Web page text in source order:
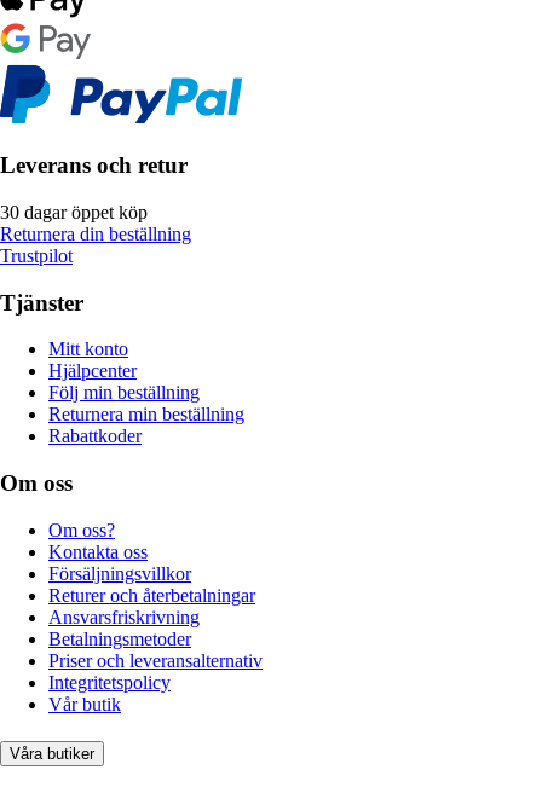
Leverans och retur
30 dagar öppet köp
Returnera din beställning
Trustpilot
Tjänster
Mitt konto
Hjälpcenter
Följ min beställning
Returnera min beställning
Rabattkoder
Om oss
Om oss?
Kontakta oss
Försäljningsvillkor
Returer och återbetalningar
Ansvarsfriskrivning
Betalningsmetoder
Priser och leveransalternativ
Integritetspolicy
Vår butik
Våra butiker